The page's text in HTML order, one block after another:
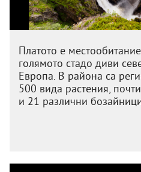
Платото е
голямото стадо диви
Европа. В района са
500 вида растения,
и 21 различни